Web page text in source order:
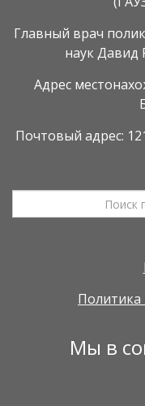
Главный врач
наук Давид
Адрес
Почтовый адрес:
Политика
Мы в